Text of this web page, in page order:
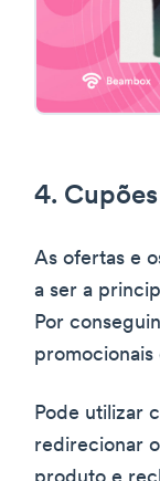
4.
As ofertas e
a ser a
Por
promocionais
Pode utilizar
redirecionar